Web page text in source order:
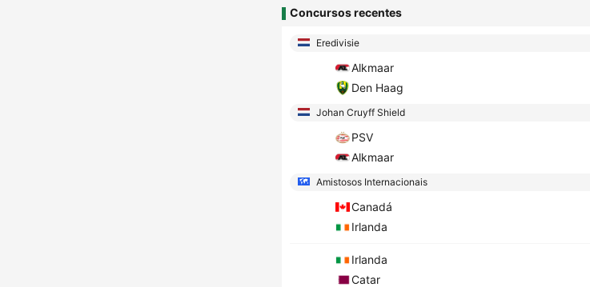
Concursos recentes
Eredivisie
Alkmaar
Den Haag
Johan Cruyff Shield
PSV
Alkmaar
Amistosos Internacionais
Canadá
Irlanda
Irlanda
Catar